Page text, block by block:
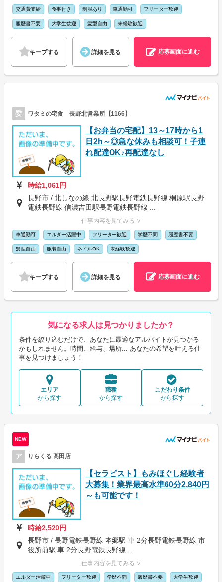
交通費支給 食事付き 制服あり 車通勤可 フリーター歓迎
履歴書不要 大学生歓迎 髪型自由 未経験歓迎
キープする 詳細を見る 応募画面に進む
委 ワタミの宅食 長野北営業所【1166】
【お弁当の宅配】13～17時から1
日2h～◎急な休みも相談可！子連
れ配達OK♪再配達なし
時給1,061円
長野市 / 北しなの線 北長野駅長野電鉄長野線 桐原駅長野
電鉄長野線 信濃吉田駅長野電鉄長野線 ...
仕事内容を見てみる ∨
車通勤可 エルダー活躍中 フリーター歓迎 学歴不問 履歴書不要
髪型自由 服装自由 ネイルOK 未経験歓迎
キープする 詳細を見る 応募画面に進む
気になる求人は見つかりましたか？
条件を絞り込むだけで、あなたに最適なアルバイトが見つかる
かもしれません。時間、給与、場所... あなたの希望を叶える仕
事を見つけましょう！
エリア
から探す
職種
から探す
こだわり条件
から探す
NEW
ア りらくる 高田店
【セラピスト】もみほぐし経験者
大募集！業界最高水準60分2,840円
～も可能です！
時給2,520円
長野市 / 長野電鉄長野線 本郷駅 車 2分長野電鉄長野線 市
役所前駅 車 2分長野電鉄長野線 ...
仕事内容を見てみる ∨
エルダー活躍中 フリーター歓迎 学歴不問 履歴書不要 大学生歓迎